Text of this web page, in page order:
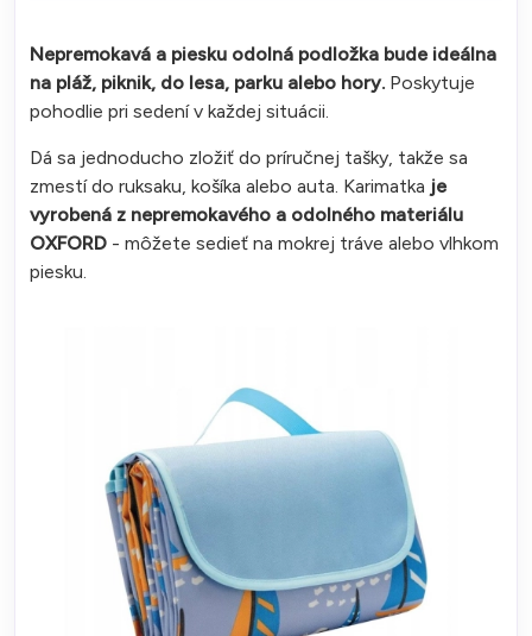
Nepremokavá a piesku odolná podložka bude ideálna
na pláž, piknik, do lesa, parku alebo hory. Poskytuje
pohodlie pri sedení v každej situácii.
Dá sa jednoducho zložiť do príručnej tašky, takže sa
zmestí do ruksaku, košíka alebo auta. Karimatka je
vyrobená z nepremokavého a odolného materiálu
OXFORD - môžete sedieť na mokrej tráve alebo vlhkom
piesku.